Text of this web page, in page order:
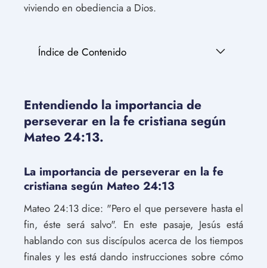
viviendo en obediencia a Dios.
Índice de Contenido
Entendiendo la importancia de
perseverar en la fe cristiana según
Mateo 24:13.
La importancia de perseverar en la fe
cristiana según Mateo 24:13
Mateo 24:13 dice: "Pero el que persevere hasta el
fin, éste será salvo". En este pasaje, Jesús está
hablando con sus discípulos acerca de los tiempos
finales y les está dando instrucciones sobre cómo